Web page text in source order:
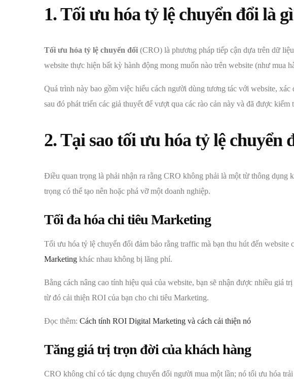
1. Tối ưu hóa tỷ lệ chuyển đổi là
Tối ưu hóa tỷ lệ chuyển đổi (CRO) là phương pháp tiếp cận dựa trên dữ
website thực hiện bất kỳ hành động mong muốn nào trên website (như mua
Quá trình này bao gồm việc hiểu cách người dùng tương tác với website,
sau đó phát triển các giả thuyết để vượt qua các rào cản này và đã được kiểm
2. Tại sao tối ưu hóa tỷ lệ chuyển
Điều quan trọng là phải nhận ra rằng CRO không phải là một từ thông dụng
trọng có thể tạo nên hoặc phá vỡ một doanh nghiệp.
Tối đa hóa chi tiêu Marketing
Tối ưu hóa tỷ lệ chuyển đổi đảm bảo rằng traffic mà bạn thu hút đến website
Marketing khác nhau không bị lãng phí.
Bằng cách nâng cao tính hiệu quả của website, bạn sẽ nhận được nhiều giá
từ đó cải thiện ROI của bạn cho chi tiêu Marketing.
Đọc thêm: Cách tính ROI Digital Marketing và cách cải thiện nó
Tăng giá trị trọn đời của khách hàng
CRO không chỉ có tác dụng chuyển đổi người mua một lần; nó tối ưu hóa